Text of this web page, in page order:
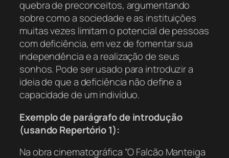
quebra de preconceitos, argumentando
sobre como a sociedade e as instituições
muitas vezes limitam o potencial de pessoas
com deficiência, em vez de fomentar sua
independência e a realização de seus
sonhos. Pode ser usado para introduzir a
ideia de que a deficiência não define a
capacidade de um indivíduo.
Exemplo de parágrafo de introdução
(usando Repertório 1):
Na obra cinematográfica “O Falcão Manteiga